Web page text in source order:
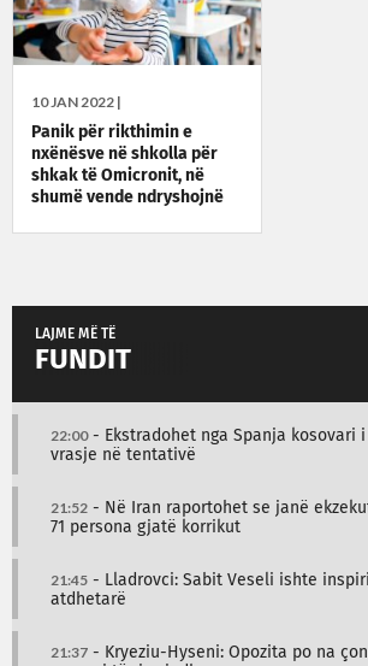
10 JAN 2022 |
Panik për rikthimin e
nxënësve në shkolla për
shkak të Omicronit, në
shumë vende ndryshojnë
LAJME MË TË
FUNDIT
22:00- Ekstradohet nga Spanja kosovari
vrasje në tentativë
21:52 - Në Iran raportohet se janë
71 persona gjatë korrikut
21:45 - Lladrovci: Sabit Veseli ishte
atdhetarë
21:37 - Kryeziu-Hyseni: Opozita po na